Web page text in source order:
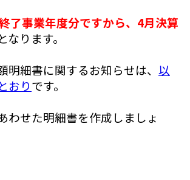
了事業年度分ですから、4月決算
となります。
細書に関するお知らせは、 以
おりです。
わせた明細書を作成しましょ